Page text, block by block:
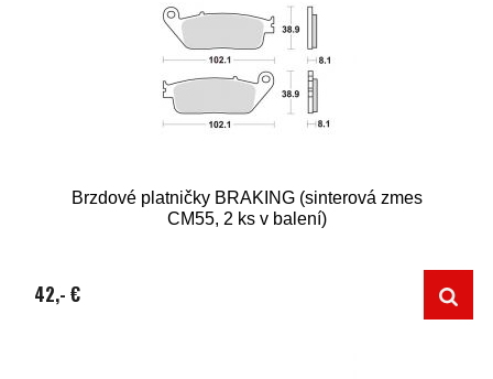
Brzdové platničky BRAKING (sinterová zmes
CM55, 2 ks v balení)
42,- €